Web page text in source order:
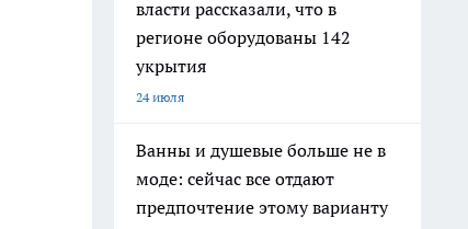
власти рассказали, что в
регионе оборудованы 142
укрытия
24 июля
Ванны и душевые больше не в
моде: сейчас все отдают
предпочтение этому варианту